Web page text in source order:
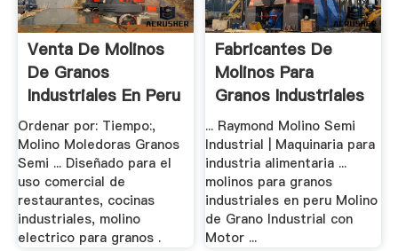
Venta De Molinos
De Granos
Industriales En Peru
.
Ordenar por: Tiempo:,
Molino Moledoras Granos
Semi ... Diseñado para el
uso comercial de
restaurantes, cocinas
industriales, molino
electrico para granos .
Fabricantes De
Molinos Para
Granos Industriales
.
... Raymond Molino Semi
Industrial | Maquinaria para
industria alimentaria ...
molinos para granos
industriales en peru Molino
de Grano Industrial con
Motor ...